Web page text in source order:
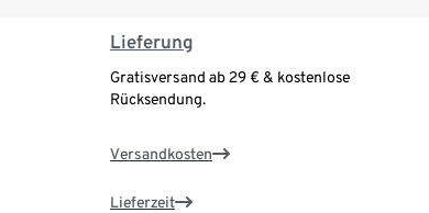
Lieferung
Gratisversand ab 29 € & kostenlose
Rücksendung.
Versandkosten
Lieferzeit